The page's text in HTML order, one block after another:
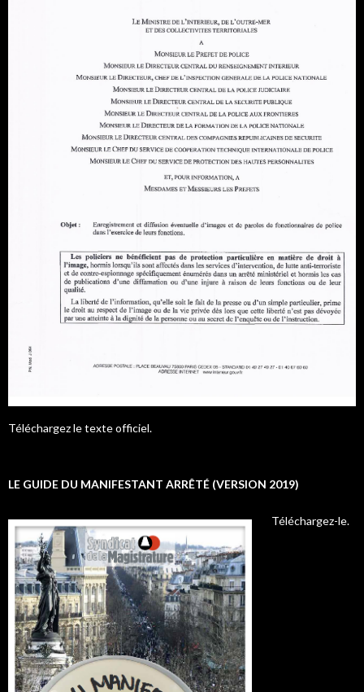
Téléchargez le texte officiel.
LE GUIDE DU MANIFESTANT ARRÊTÉ (VERSION 2019)
Téléchargez-le.